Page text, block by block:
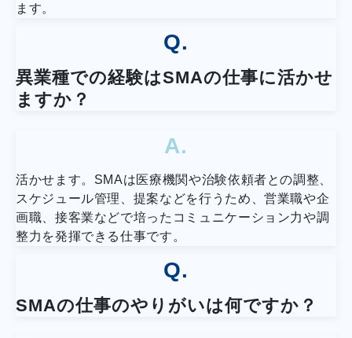
ます。
Q.
異業種での経験はSMAの仕事に活かせ
ますか？
A.
活かせます。SMAは医療機関や治験依頼者との調整、
スケジュール管理、提案などを行うため、営業職や企
画職、接客業などで培ったコミュニケーション力や調
整力を発揮できる仕事です。
Q.
SMAの仕事のやりがいは何ですか？